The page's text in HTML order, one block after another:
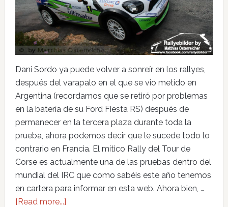
Dani Sordo ya puede volver a sonreír en los rallyes,
después del varapalo en el que se vio metido en
Argentina (recordamos que se retiró por problemas
en la batería de su Ford Fiesta RS) después de
permanecer en la tercera plaza durante toda la
prueba, ahora podemos decir que le sucede todo lo
contrario en Francia. El mítico Rally del Tour de
Corse es actualmente una de las pruebas dentro del
mundial del IRC que como sabéis este año tenemos
en cartera para informar en esta web. Ahora bien, …
[Read more...]